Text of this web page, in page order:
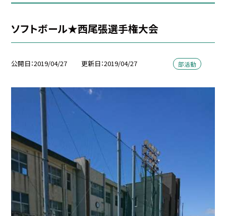
ソフトボール★西尾張選手権大会
公開日 2019/04/27 更新日 2019/04/27 部活動